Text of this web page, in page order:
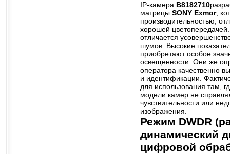
IP-камера B8182710
матрицы SONY Exmor,
производительностью,
хорошей
отличается
шумов. Высокие
приобретают особое
освещенности. Они же
оператора качественно
и идентификации.
для использования там,
модели камер не
чувствительности или
изображения.
Режим DWDR
динамический
цифровой